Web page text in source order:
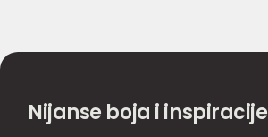
Nijanse boja i inspiracije